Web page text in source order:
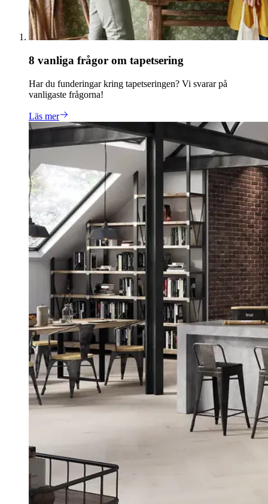
8 vanliga frågor om tapetsering
Har du funderingar kring tapetseringen? Vi svarar på
vanligaste frågorna!
Läs mer